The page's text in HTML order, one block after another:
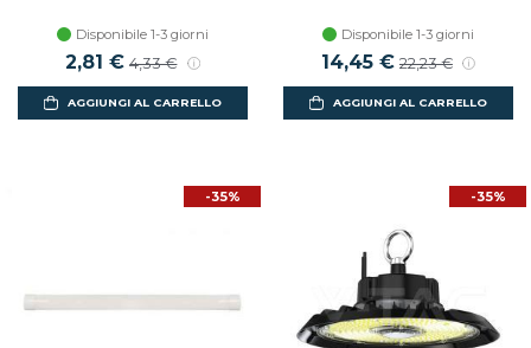
Disponibile 1-3 giorni
2,81 € 4,33 €
AGGIUNGI AL CARRELLO
Disponibile 1-3 giorni
14,45 € 22,23 €
AGGIUNGI AL CARRELLO
-35% -35%